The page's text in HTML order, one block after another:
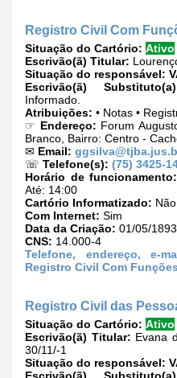
Registro Civil Com
Situação do Cartório: Ativo
Escrivão(ã) Titular:
Situação do responsável:
Escrivão(ã)
Informado.
Atribuições: • Notas •
☞ Endereço: Forum
Branco, Bairro: Centro -
✉ Email:
☏ Telefone(s): (75) 3425-
Horário de funcionamento:
Até: 14:00
Cartório Informatizado: Não
Com Internet: Sim
Data da Criação: 01/05/1893
CNS: 14.000-4
Telefone, endereço,
Registro Civil Com
Registro Civil das
Situação do Cartório: Ativo
Escrivão(ã) Titular: Evana
30/11/-1
Situação do responsável: